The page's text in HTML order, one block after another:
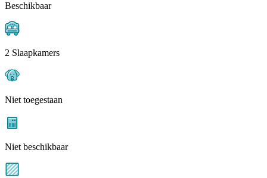
Beschikbaar
2 Slaapkamers
Niet toegestaan
Niet beschikbaar